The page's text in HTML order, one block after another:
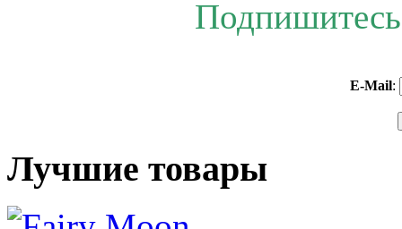
E-Mail:
Лучшие товары